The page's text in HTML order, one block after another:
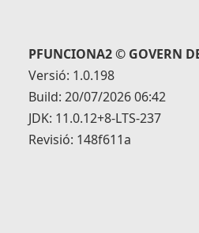
PFUNCIONA2 © GOVERN
Versió: 1.0.198
Build: 20/07/2026 06:42
JDK: 11.0.12+8-LTS-237
Revisió: 148f611a